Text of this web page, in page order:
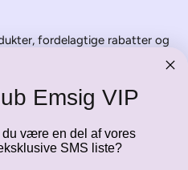
fordelagtige rabatter og
Emsig VIP
være en del af vores
SMS liste?